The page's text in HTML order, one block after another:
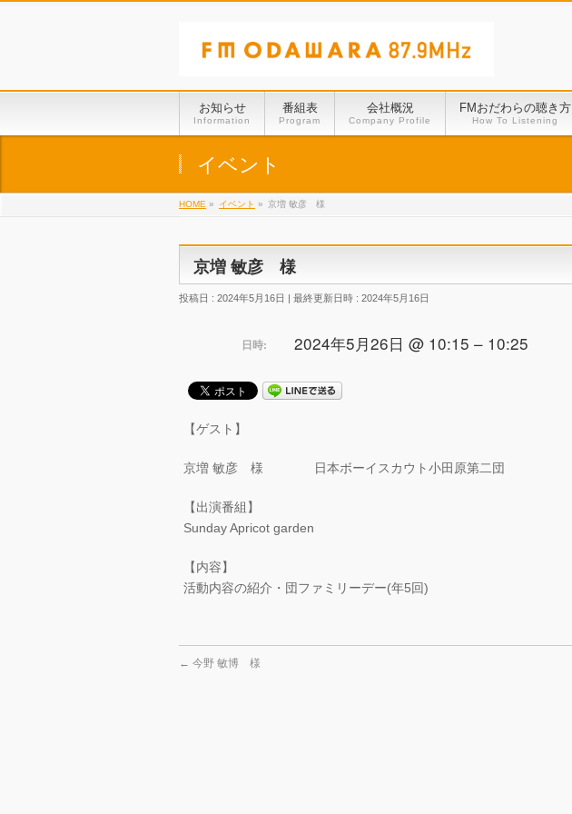
お知らせ
Information
番組表
Program
会社概況
Company Profile
FMおだわらの聴き方
How To Listening
イベント
HOME » イベント » 京増 敏彦 様
京増 敏彦 様
投稿日 : 2024年5月16日 最終更新日時 : 2024年5月16日
日時: 2024年5月26日 @ 10:15 – 10:25
【ゲスト】
京増 敏彦 様 日本ボーイスカウト小田原第二団
【出演番組】
Sunday Apricot garden
【内容】
活動内容の紹介・団ファミリーデー(年5回)
← 今野 敏博 様